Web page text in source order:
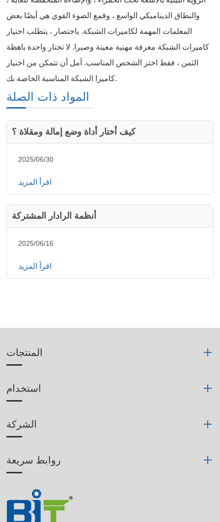
والنطاق الديناميكي الواسع ، وقمع الضوء القوي هي أيضًا بعض
المعلمات المهمة لكاميرات الشبكة. باختصار ، يتطلب اختيار
كاميرات الشبكة معرفة مهنية معينة وصبرا. لا تختار واحدة باهظة
الثمن ، فقط اختر الشخص المناسب. آمل أن تتمكن من اختيار
كاميرا الشبكة المناسبة الخاصة بك.
المواد ذات الصلة
كيف أختار أداة وضع إمالة ومقلاة ؟
2025/06/30
اقرأ المزيد
أنظمة الرادار المشتركة
2025/06/16
اقرأ المزيد
المنتجات
استخدام
الشركة
روابط سريعة